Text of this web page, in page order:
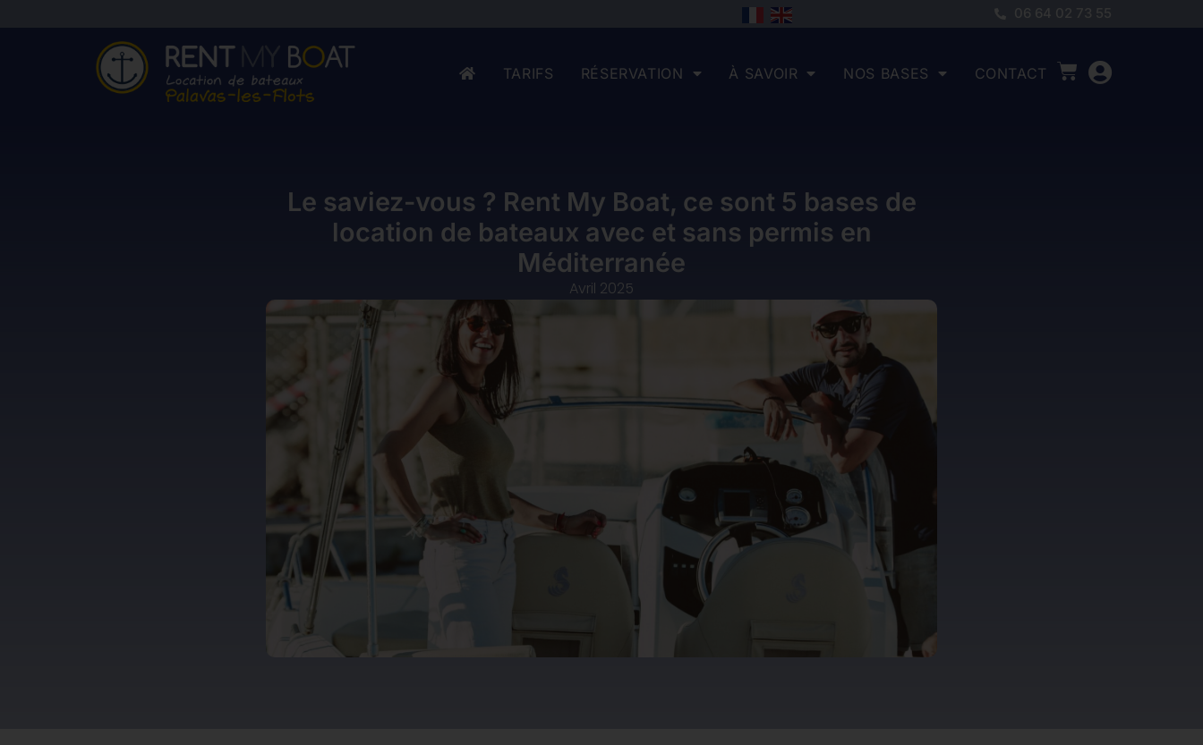
06 64 02 73 55
TARIFS RÉSERVATION À SAVOIR NOS BASES CONTACT
Le saviez-vous ? Rent My Boat, ce sont 5 bases de
location de bateaux avec et sans permis en
Méditerranée
Avril 2025